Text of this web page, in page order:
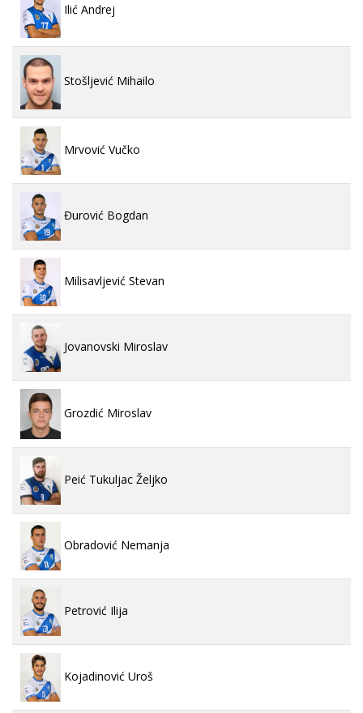
Ilić Andrej
Stošljević Mihailo
Mrvović Vučko
Đurović Bogdan
Milisavljević Stevan
Jovanovski Miroslav
Grozdić Miroslav
Peić Tukuljac Željko
Obradović Nemanja
Petrović Ilija
Kojadinović Uroš